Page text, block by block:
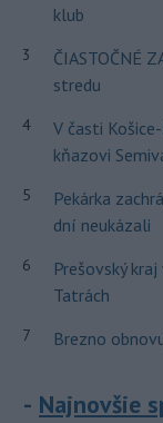
klub
3
ČIASTOČNÉ
stredu
4
V časti
kňazovi
5
Pekárka
dní neukázali
6
Prešovský
Tatrách
7 Brezno
Najnovšie